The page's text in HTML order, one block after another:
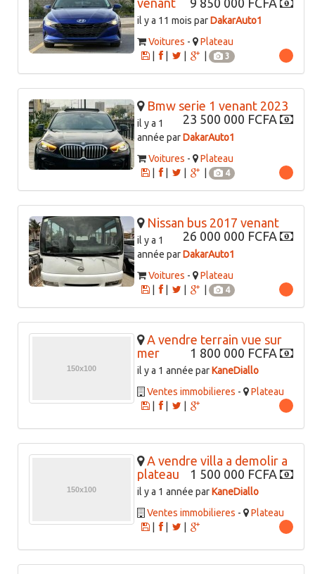
venant 9 850 000 FCFA
il y a 11 mois parDakarAuto1
Voitures -
Plateau
|
3
Bmw serie 1 venant 2023
23 500 000 FCFA
il y a 1
année parDakarAuto1
Voitures -
Plateau
|
4
Nissan bus 2017 venant
26 000 000 FCFA
il y a 1
année parDakarAuto1
Voitures -
Plateau
|
4
A vendre terrain vue sur
mer
1 800 000 FCFA
il y a 1 année parKaneDiallo
Ventes immobilieres -
Plateau
|
A vendre villa a demolir a
plateau
1 500 000 FCFA
il y a 1 année parKaneDiallo
Ventes immobilieres -
Plateau
|